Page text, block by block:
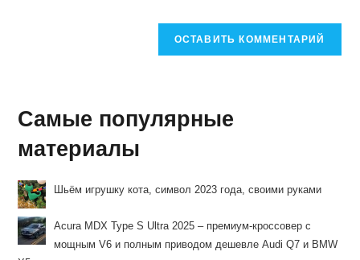
Самые популярные
материалы
Шьём игрушку кота, символ 2023 года, своими руками
Acura MDX Type S Ultra 2025 – премиум-кроссовер с
мощным V6 и полным приводом дешевле Audi Q7 и BMW